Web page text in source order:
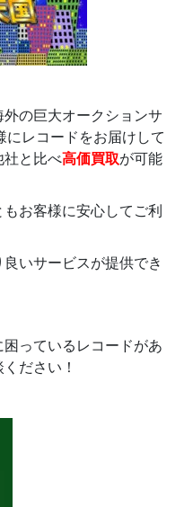
の巨大オークションサ
にレコードをお届けして
社と比べ高価買取が可能
お客様に安心してご利
いサービスが提供でき
っているレコードがあ
ださい！